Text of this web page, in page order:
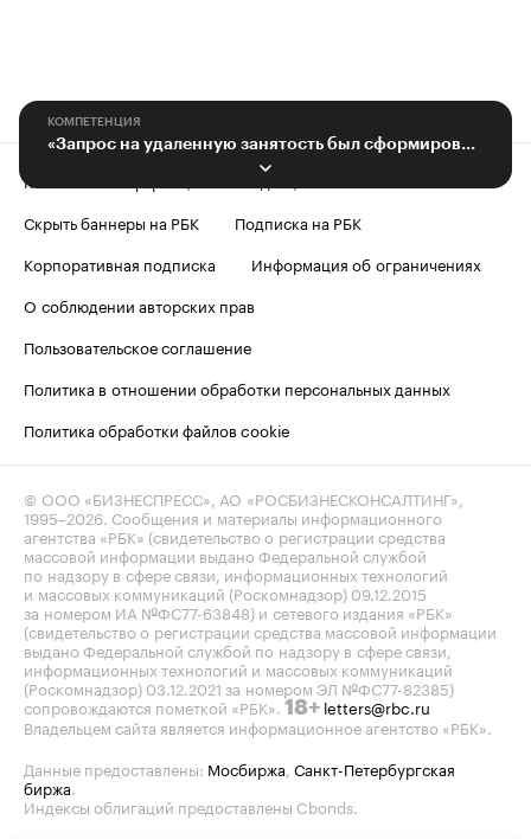
КОМПЕТЕНЦИЯ
Контактная информация
Редакция
Скрыть баннеры на РБК
Подписка на РБК
Корпоративная подписка
Информация об ограничениях
О соблюдении авторских прав
Пользовательское соглашение
Политика в отношении обработки персональных данных
Политика обработки файлов cookie
© ООО «БИЗНЕСПРЕСС», АО «РОСБИЗНЕСКОНСАЛТИНГ»,
1995–2026 . Сообщения и материалы информационного
агентства «РБК» (свидетельство о регистрации средства
массовой информации выдано Федеральной службой
по надзору в сфере связи, информационных технологий
и массовых коммуникаций (Роскомнадзор) 09.12.2015
за номером ИА №ФС77-63848) и сетевого издания «РБК»
(свидетельство о регистрации средства массовой информации
выдано Федеральной службой по надзору в сфере связи,
информационных технологий и массовых коммуникаций
(Роскомнадзор) 03.12.2021 за номером ЭЛ №ФС77-82385)
сопровождаются пометкой «РБК». 18+ letters@rbc.ru
Владельцем сайта является информационное агентство «РБК».
Данные предоставлены: Мосбиржа Санкт-Петербургская
биржа
Индексы облигаций предоставлены Cbonds.